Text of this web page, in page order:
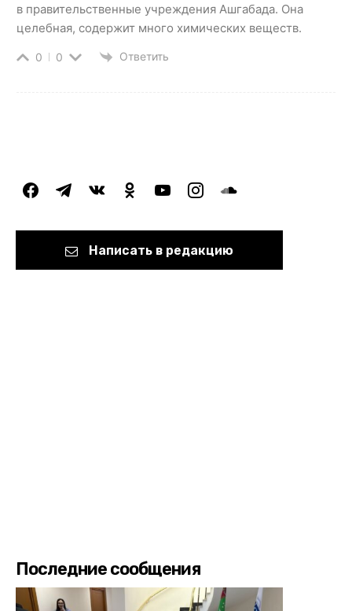
в правительственные учреждения Ашгабада. Она
целебная, содержит много химических веществ.
0 0 Ответить
facebooktelegramvkontakteodnoklassniki
youtubeinstagramsoundcloud
Написать в редакцию
Последние сообщения